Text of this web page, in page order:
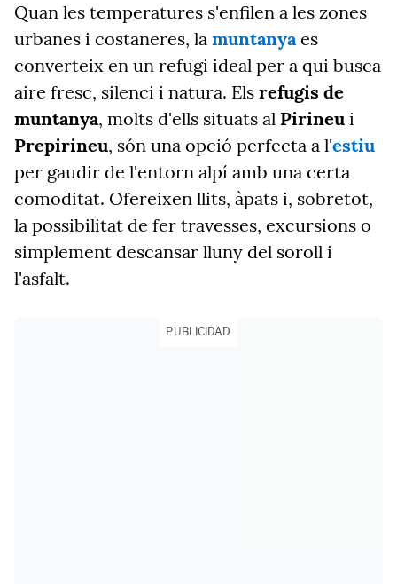
Quan les temperatures s'enfilen a les zones
urbanes i costaneres, la muntanyaes
converteix en un refugi ideal per a qui busca
aire fresc, silenci i natura. Els refugis de
muntanya, molts d'ells situats al Pirineu i
Prepirineu, són una opció perfecta a l'estiu
per gaudir de l'entorn alpí amb una certa
comoditat. Ofereixen llits, àpats i, sobretot,
la possibilitat de fer travesses, excursions o
simplement descansar lluny del soroll i
l'asfalt.
PUBLICIDAD